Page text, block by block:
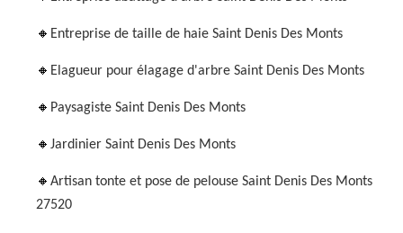
Entreprise de taille de haie Saint Denis Des Monts
Elagueur pour élagage d'arbre Saint Denis Des Monts
Paysagiste Saint Denis Des Monts
Jardinier Saint Denis Des Monts
Artisan tonte et pose de pelouse Saint Denis Des Monts
27520